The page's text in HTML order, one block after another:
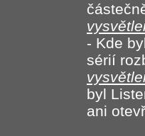
- Kde
sérií
byl
ani